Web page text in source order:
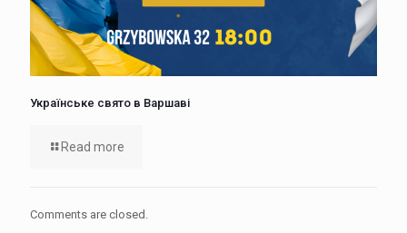
Українське свято в Варшаві
Read more
Comments are closed.